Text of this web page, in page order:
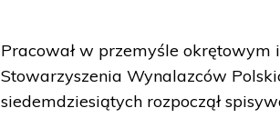
Pracował w przemyśle okrętowym
Stowarzyszenia Wynalazców
siedemdziesiątych rozpoczął